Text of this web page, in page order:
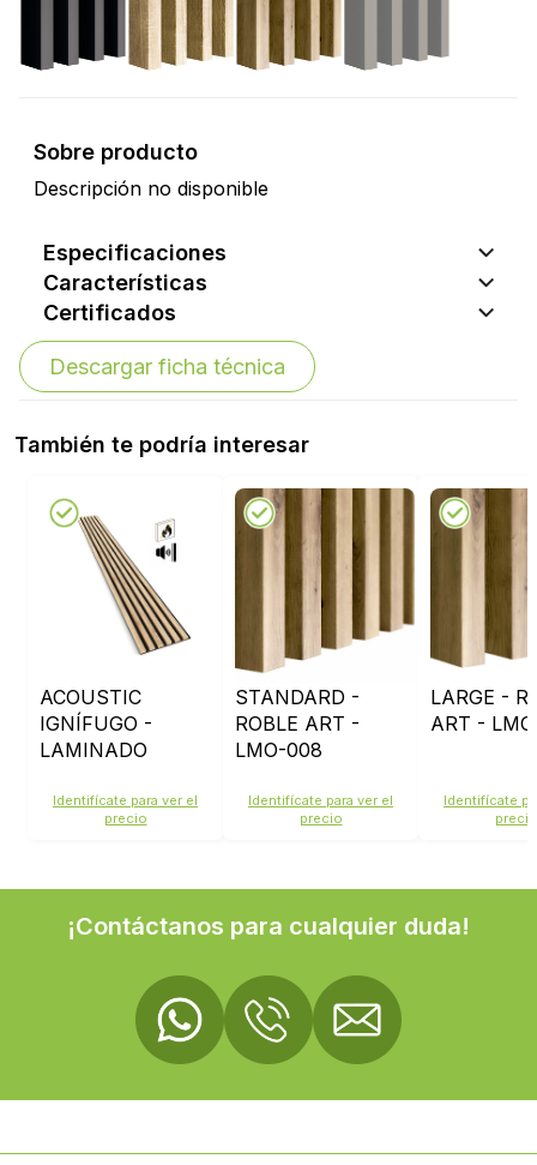
Sobre producto
Descripción no disponible
Especificaciones
Características
Certificados
Descargar ficha técnica
También te podría interesar
ACOUSTIC
IGNÍFUGO -
LAMINADO
LMO202 -
FIELTRO NEGRO
Identifícate para ver el
precio
STANDARD -
ROBLE ART -
LMO-008
Identifícate para ver el
precio
LARGE -
ART -
Identifícate
precio
¡Contáctanos para cualquier duda!